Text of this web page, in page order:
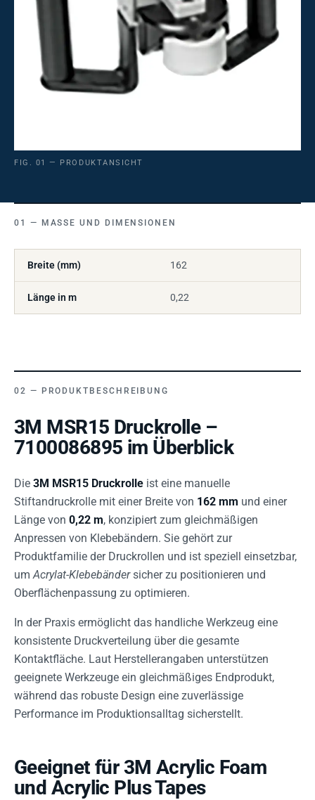
FIG. 01 — PRODUKTANSICHT
MASSE UND DIMENSIONEN
Breite (mm) 162
Länge in m 0,22
PRODUKTBESCHREIBUNG
3M MSR15 Druckrolle –
7100086895 im Überblick
Die 3M MSR15 Druckrolle ist eine manuelle
Stiftandruckrolle mit einer Breite von 162 mm und einer
Länge von 0,22 m, konzipiert zum gleichmäßigen
Anpressen von Klebebändern. Sie gehört zur
Produktfamilie der Druckrollen und ist speziell einsetzbar,
umAcrylat-Klebebändersicher zu positionieren und
Oberflächenpassung zu optimieren.
In der Praxis ermöglicht das handliche Werkzeug eine
konsistente Druckverteilung über die gesamte
Kontaktfläche. Laut Herstellerangaben unterstützen
geeignete Werkzeuge ein gleichmäßiges Endprodukt,
während das robuste Design eine zuverlässige
Performance im Produktionsalltag sicherstellt.
Geeignet für 3M Acrylic Foam
und Acrylic Plus Tapes